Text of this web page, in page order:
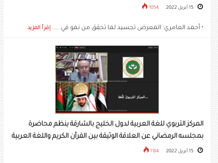
1054
• أحمد العامري: المعرض تجسيد لما تحقق من نمو في ..... إقرأ المزيد
المركز التربوي للغة العربية لدول الخليج بالشارقة ينظم محاضرة
بمجلسه الرمضاني عن العلاقة الوثيقة بين القرآن الكريم واللغة العربية
784